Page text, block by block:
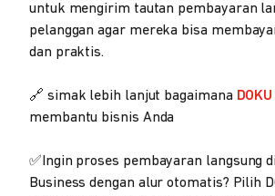
untuk mengirim tautan pembayaran
pelanggan agar mereka bisa
dan praktis.
🔗 simak lebih lanjut bagaimana
membantu bisnis Anda
✅Ingin proses pembayaran langsung
Business dengan alur otomatis? Pilih